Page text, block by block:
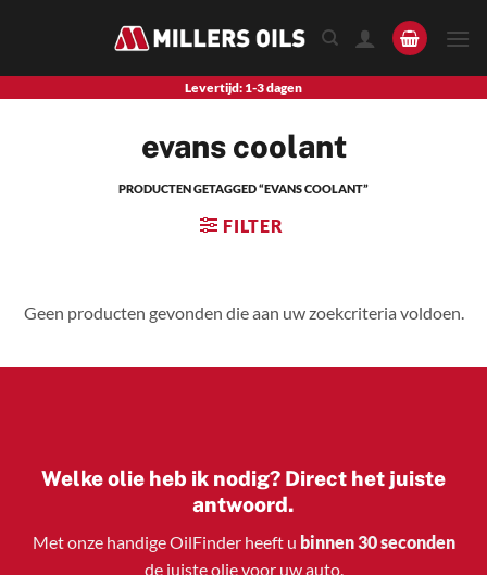
Levertijd: 1-3 dagen
evans coolant
PRODUCTEN GETAGGED “EVANS COOLANT”
FILTER
Geen producten gevonden die aan uw zoekcriteria voldoen.
Welke olie heb ik nodig? Direct het juiste
antwoord.
Met onze handige OilFinder heeft u binnen 30 seconden
de juiste olie voor uw auto.